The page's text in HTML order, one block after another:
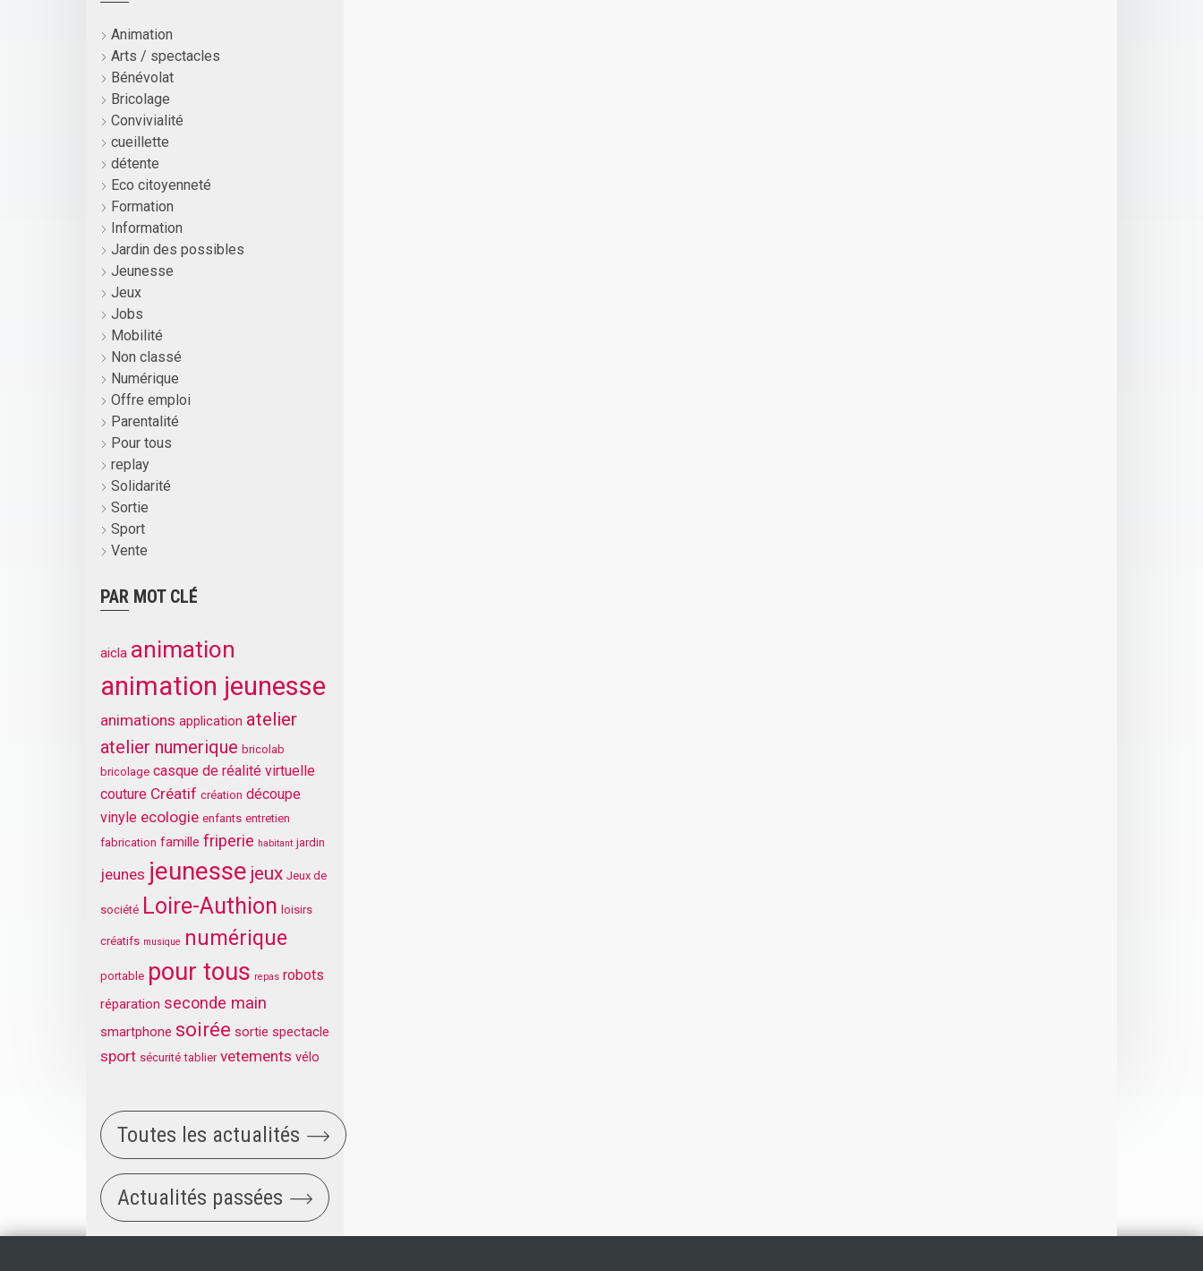
Animation
Arts / spectacles
Bénévolat
Bricolage
Convivialité
cueillette
détente
Eco citoyenneté
Formation
Information
Jardin des possibles
Jeunesse
Jeux
Jobs
Mobilité
Non classé
Numérique
Offre emploi
Parentalité
Pour tous
replay
Solidarité
Sortie
Sport
Vente
PAR MOT CLÉ
aicla animation
animation jeunesse
animations application atelier
atelier numerique bricolab
bricolage casque de réalité virtuelle
couture Créatif création découpe
vinyle ecologie enfants entretien
fabrication famille friperie habitant jardin
jeunes jeunesse jeux Jeux de
société Loire-Authion loisirs
créatifs musique numérique
portable pour tous repas robots
réparation seconde main
smartphone soirée sortie spectacle
sport sécurité tablier vetements vélo
Toutes les actualités
Actualités passées